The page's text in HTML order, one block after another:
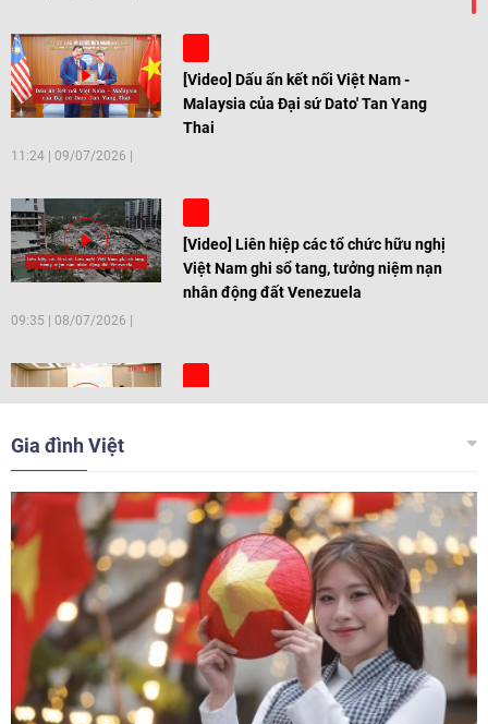
[Video] Dấu ấn kết nối Việt Nam -
Malaysia của Đại sứ Dato' Tan Yang
Thai
11:24 | 09/07/2026
[Video] Liên hiệp các tổ chức hữu nghị
Việt Nam ghi sổ tang, tưởng niệm nạn
nhân động đất Venezuela
09:35 | 08/07/2026
[Video] Trẻ em Đông Á cùng kiến tạo
27/06/2026
[Video] Âm nhạc flamenco gắn kết văn
hoá Việt Nam - Tây Ban Nha
11:10 17/06/2026
[Video] Trao tặng Kỷ niệm chương "Vì
hòa bình, hữu nghị giữa các dân tộc"
Gia đình Việt